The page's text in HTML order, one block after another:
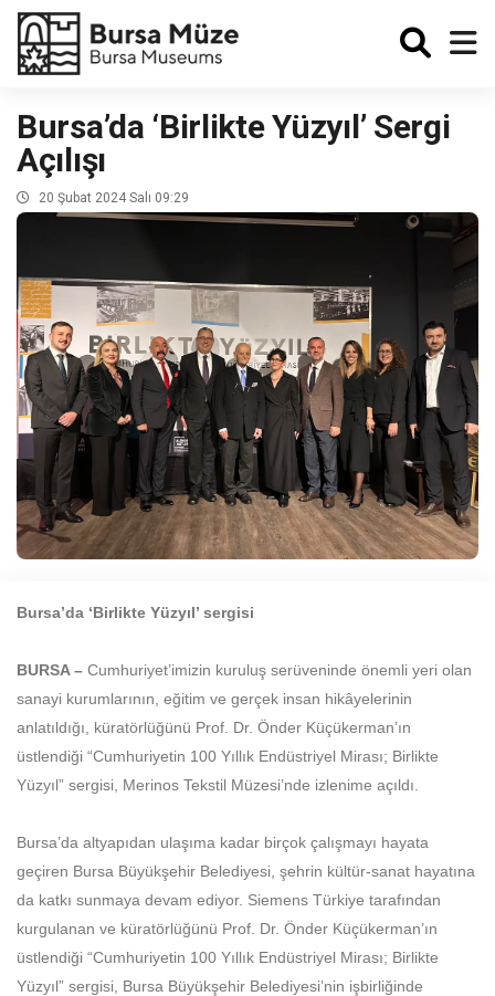
Enabled
Bursa’da ‘Birlikte Yüzyıl’ Sergi
Açılışı
20 Şubat 2024 Salı 09:29
Bursa’da ‘Birlikte Yüzyıl’ sergisi
BURSA – Cumhuriyet’imizin kuruluş serüveninde önemli yeri olan
sanayi kurumlarının, eğitim ve gerçek insan hikâyelerinin
anlatıldığı, küratörlüğünü Prof. Dr. Önder Küçükerman’ın
üstlendiği “Cumhuriyetin 100 Yıllık Endüstriyel Mirası; Birlikte
Yüzyıl” sergisi, Merinos Tekstil Müzesi’nde izlenime açıldı.
Bursa’da altyapıdan ulaşıma kadar birçok çalışmayı hayata
geçiren Bursa Büyükşehir Belediyesi, şehrin kültür-sanat hayatına
da katkı sunmaya devam ediyor. Siemens Türkiye tarafından
kurgulanan ve küratörlüğünü Prof. Dr. Önder Küçükerman’ın
üstlendiği “Cumhuriyetin 100 Yıllık Endüstriyel Mirası; Birlikte
Yüzyıl” sergisi, Bursa Büyükşehir Belediyesi’nin işbirliğinde